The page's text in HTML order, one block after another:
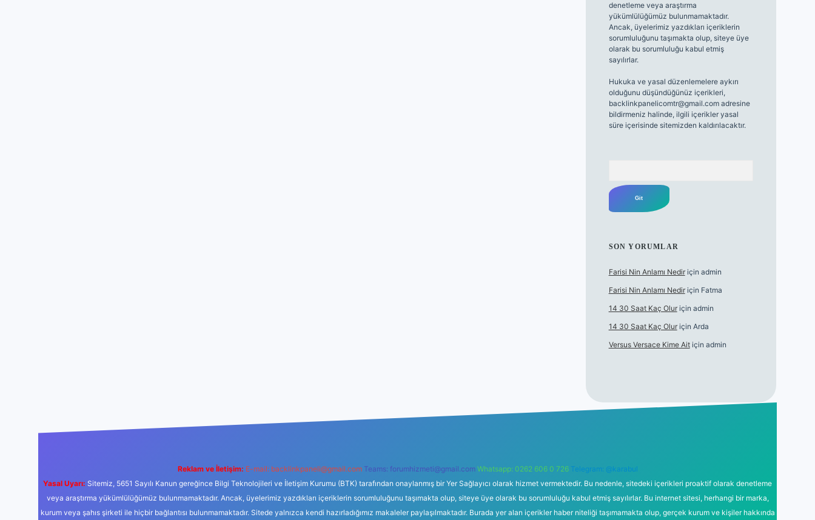
denetleme veya araştırma
yükümlülüğümüz bulunmamaktadır.
Ancak, üyelerimiz yazdıkları içeriklerin
sorumluluğunu taşımakta olup, siteye üye
olarak bu sorumluluğu kabul etmiş
sayılırlar.
Hukuka ve yasal düzenlemelere aykırı
olduğunu düşündüğünüz içerikleri,
backlinkpanelicomtr@gmail.comadresine
bildirmeniz halinde, ilgili içerikler yasal
süre içerisinde sitemizden kaldırılacaktır.
SON YORUMLAR
Farisi Nin Anlamı Nediriçin admin
Farisi Nin Anlamı Nediriçin Fatma
14 30 Saat Kaç Oluriçin admin
14 30 Saat Kaç Oluriçin Arda
Versus Versace Kime Aitiçin admin
Reklam ve İletişim: E-mail: backlinkpaneli@gmail.com Teams: forumhizmeti@gmail.com Whatsapp: 0262 606 0 726 Telegram: @karabul
Yasal Uyarı: Sitemiz, 5651 Sayılı Kanun gereğince Bilgi Teknolojileri ve İletişim Kurumu (BTK) tarafından onaylanmış bir Yer Sağlayıcı olarak hizmet vermektedir. Bu nedenle, sitedeki içerikleri proaktif olarak denetleme
veya araştırma yükümlülüğümüz bulunmamaktadır. Ancak, üyelerimiz yazdıkları içeriklerin sorumluluğunu taşımakta olup, siteye üye olarak bu sorumluluğu kabul etmiş sayılırlar. Bu internet sitesi, herhangi bir marka,
kurum veya şahıs şirketi ile hiçbir bağlantısı bulunmamaktadır. Sitede yalnızca kendi hazırladığımız makaleler paylaşılmaktadır. Burada yer alan içerikler haber niteliği taşımamakta olup, gerçek kurum ve kişiler hakkında